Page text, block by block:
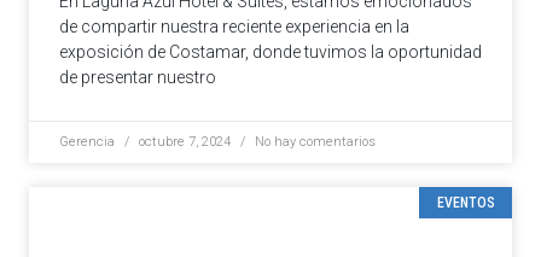
de compartir nuestra reciente experiencia en la
exposición de Costamar, donde tuvimos la oportunidad
de presentar nuestro
Gerencia octubre 7, 2024 No hay comentarios
EVENTOS